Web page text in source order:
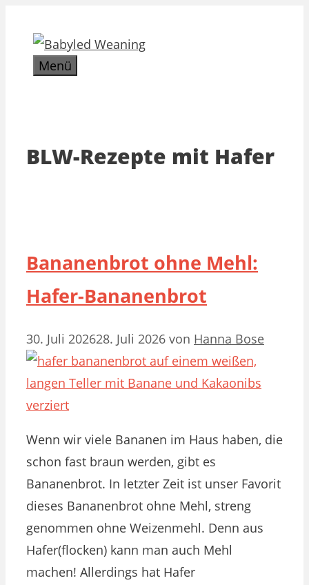
Inhalt
springenMenü
BLW-Rezepte mit Hafer
Bananenbrot ohne Mehl:
Hafer-Bananenbrot
30. Juli 202628. Juli 2026 von Hanna Bose
Wenn wir viele Bananen im Haus haben, die
schon fast braun werden, gibt es
Bananenbrot. In letzter Zeit ist unser Favorit
dieses Bananenbrot ohne Mehl, streng
genommen ohne Weizenmehl. Denn aus
Hafer(flocken) kann man auch Mehl
machen! Allerdings hat Hafer